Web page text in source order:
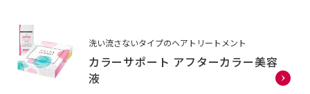
洗い流さないタイプのヘアトリートメント
カラーサポート アフターカラー美容
液